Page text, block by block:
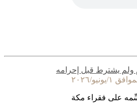
ولم يشترط قبل إحرامه
على فقراء مكة